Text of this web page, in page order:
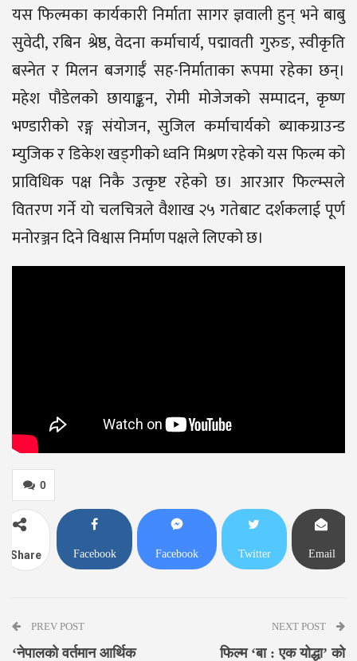
यस फिल्मका कार्यकारी निर्माता सागर ज्ञवाली हुन् भने बाबु
सुवेदी, रबिन श्रेष्ठ, वेदना कर्माचार्य, पद्मावती गुरुङ, स्वीकृति
बस्नेत र मिलन बजगाईँ सह-निर्माताका रूपमा रहेका छन्।
महेश पौडेलको छायाङ्कन, रोमी मोजेजको सम्पादन, कृष्ण
भण्डारीको रङ्ग संयोजन, सुजिल कर्माचार्यको ब्याकग्राउन्ड
म्युजिक र डिकेश खड्गीको ध्वनि मिश्रण रहेको यस फिल्म को
प्राविधिक पक्ष निकै उत्कृष्ट रहेको छ। आरआर फिल्म्सले
वितरण गर्ने यो चलचित्रले वैशाख २५ गतेबाट दर्शकलाई पूर्ण
मनोरञ्जन दिने विश्वास निर्माण पक्षले लिएको छ।
0
Share Facebook Facebook Twitter Email
PREV POST
‘नेपालको वर्तमान आर्थिक
NEXT POST
फिल्म ‘बा : एक योद्धा’ को